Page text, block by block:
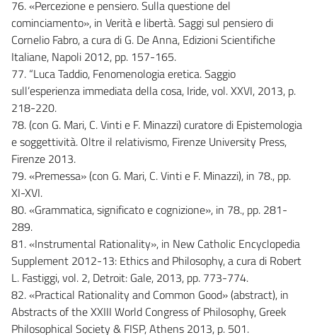
76. «Percezione e pensiero. Sulla questione del
cominciamento», in Verità e libertà. Saggi sul pensiero di
Cornelio Fabro, a cura di G. De Anna, Edizioni Scientifiche
Italiane, Napoli 2012, pp. 157-165.
77. “Luca Taddio, Fenomenologia eretica. Saggio
sull’esperienza immediata della cosa, Iride, vol. XXVI, 2013, p.
218-220.
78. (con G. Mari, C. Vinti e F. Minazzi) curatore di Epistemologia
e soggettività. Oltre il relativismo, Firenze University Press,
Firenze 2013.
79. «Premessa» (con G. Mari, C. Vinti e F. Minazzi), in 78., pp.
XI-XVI.
80. «Grammatica, significato e cognizione», in 78., pp. 281-
289.
81. «Instrumental Rationality», in New Catholic Encyclopedia
Supplement 2012-13: Ethics and Philosophy, a cura di Robert
L. Fastiggi, vol. 2, Detroit: Gale, 2013, pp. 773-774.
82. «Practical Rationality and Common Good» (abstract), in
Abstracts of the XXIII World Congress of Philosophy, Greek
Philosophical Society & FISP, Athens 2013, p. 501.